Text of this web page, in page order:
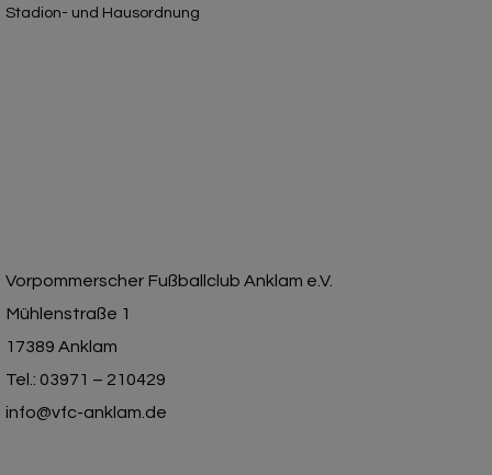
Stadion- und Hausordnung
Vorpommerscher Fußballclub Anklam e.V.
Mühlenstraße 1
17389 Anklam
Tel.: 03971 – 210429
info@vfc-anklam.de